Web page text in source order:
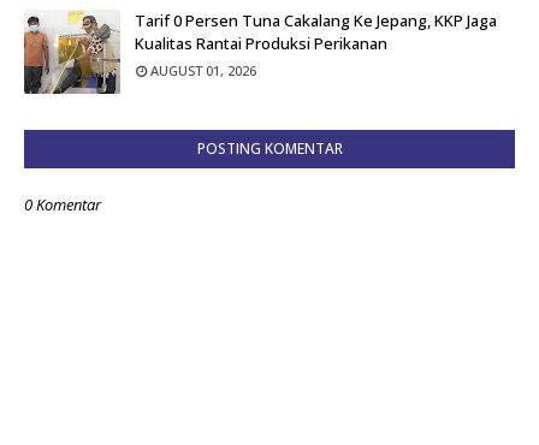
Tarif 0 Persen Tuna Cakalang Ke Jepang, KKP Jaga
Kualitas Rantai Produksi Perikanan
AUGUST 01, 2026
POSTING KOMENTAR
0 Komentar